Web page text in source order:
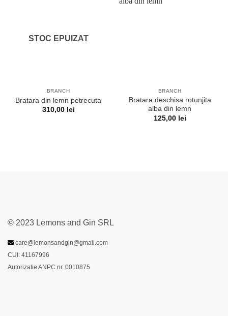
STOC EPUIZAT
BRANCH
Bratara din lemn petrecuta
310,00 lei
BRANCH
Bratara deschisa rotunjita
alba din lemn
125,00 lei
© 2023 Lemons and Gin SRL
care@lemonsandgin@gmail.com
CUI: 41167996
Autorizatie ANPC nr. 0010875